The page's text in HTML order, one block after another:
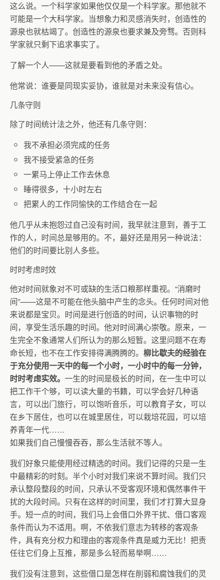
这么说。一个科学家如果他仅仅是一个科学家。那他就不
可能是一个大科学家。当想象力和灵感消失时，创造性的
源泉也就枯竭了。创造性的源泉也要求兼及旁骛。否则科
学家就只剩下追求事实了。
了解一个人——这就是要看到他的矛盾之处。
他常说：谁要是同现实妥协，谁就是对未来没有信心。
几条守则
除了时间统计法之外，他还有几条守则：
我不承担必须完成的任务
我不接受紧急的任务
一累马上停止工作去休息
睡得很多，十小时左右
把累人的工作同愉快的工作结合在一起
他几乎从未抱怨过自己没有时间，我早就注意到，善于工
作的人，时间总是够用的。不，最好还是用另一种说法：
他们的时间要比别人多些。
时时考虑时效
他对时间就象对不可或缺的生活口粮那样重视。“消磨时
间”——这是不可能在他头脑中产生的念头。任何时间对他
来说都是宝贝。时间是进行创造的时间，认识事物的时
间，享受生活乐趣的时间。他对时间满心崇敬。原来，一
生完全不象通常人们所认为的那么短暂。这里问题不在寿
命长短，也不在工作安排得满腾腾的。 柳比歇夫的经验在
于充分使用一天中的每一个小时，一小时中的每一分钟，
时时考虑实效。 一生的时间是极长的时间，在一生中可以
把工作干个够，可以读大量的书籍，可以学会好几种语
言，可以出门旅行，可以饱听音乐，可以教育子女，可以
在乡下居住，也可以在城里居住，可以栽培花园，可以培
养青年一代……
如果我们自己慢慢吞吞，那么生活就不等人。
我们好象只能使用经过精选的时间。我们记得的只是一生
中最精彩的时刻。半个小时对我们来说不算时间。我们只
承认整段整段的时间，只承认不受客观环境和偶然事件干
扰的大段时间。只有在这样的时间里，我们才打算大显身
手。短一点的时间，我们马上会借口外界干扰、借口客观
条件而认为不适用。啊，不依我们意志为转移的客观条
件，具有充分权力和理由的客观条件真是威力无比！把责
任往它们身上互推，那是多么轻而易举啊……
我们没有注意到，这些借口是怎样在削弱和腐蚀我们的灵